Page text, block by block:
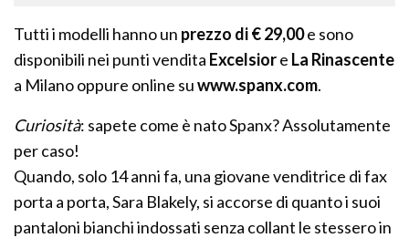
Tutti i modelli hanno un prezzo di € 29,00e sono
disponibili nei punti vendita Excelsiore La Rinascente
a Milano oppure online suwww.spanx.com.
Curiosità: sapete come è nato Spanx? Assolutamente
per caso!
Quando, solo 14 anni fa, una giovane venditrice di fax
porta a porta, Sara Blakely, si accorse di quanto i suoi
pantaloni bianchi indossati senza collant le stessero in